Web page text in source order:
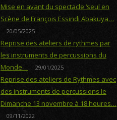
Mise en avant du spectacle ‘seul en
Scène de François Essindi Abakuya…
20/05/2025
Reprise des ateliers de rythmes par
les instruments de percussions du
Monde…
29/01/2025
Reprise des ateliers de Rythmes avec
des instruments de percussions le
Dimanche 13 novembre à 18 heures…
09/11/2022